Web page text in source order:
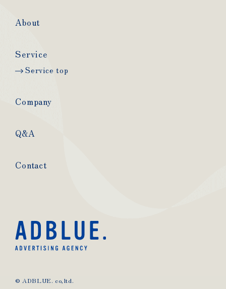
About
Service
Service top
Company
Q&A
Contact
© ADBLUE. co,ltd.